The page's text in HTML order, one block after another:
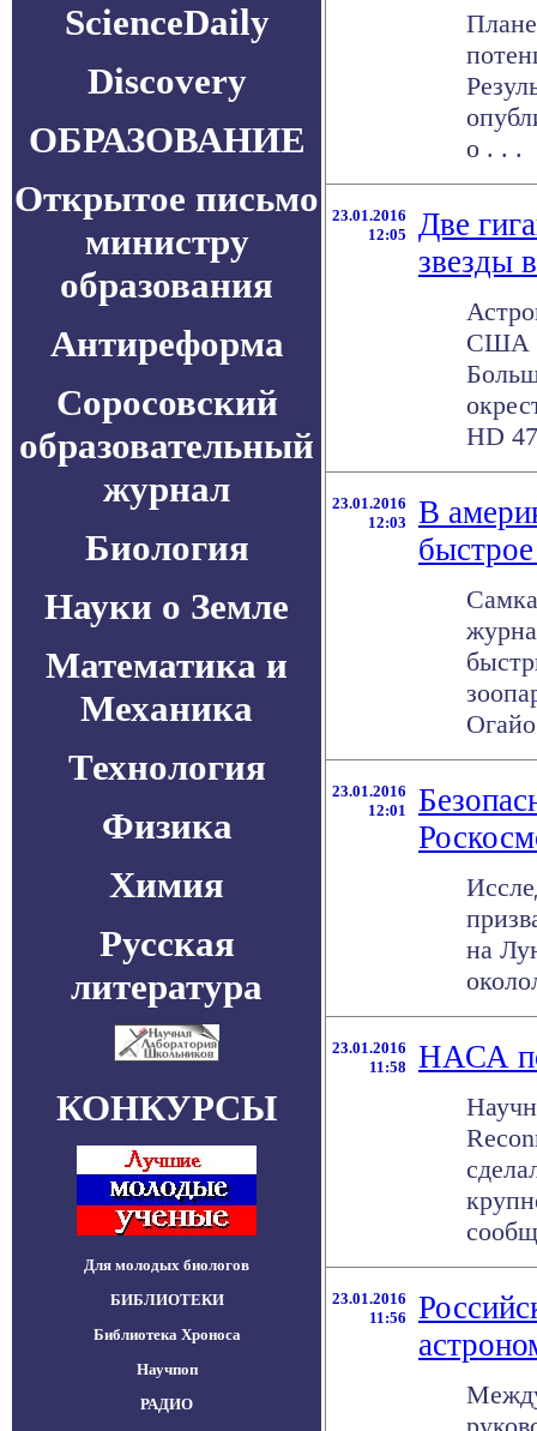
ScienceDaily
Discovery
ОБРАЗОВАНИЕ
Открытое письмо
министру
образования
Антиреформа
Соросовский
образовательный
журнал
Биология
Науки о Земле
Математика и
Механика
Технология
Физика
Химия
Русская
литература
КОНКУРСЫ
Для молодых биологов
БИБЛИОТЕКИ
Библиотека Хроноса
Научпоп
РАДИО
о . . .
23.01.2016
12:05
Две
звезды
США
HD
23.01.2016
12:03
В
23.01.2016
12:01
на
23.01.2016
11:58
НАСА
23.01.2016
11:56